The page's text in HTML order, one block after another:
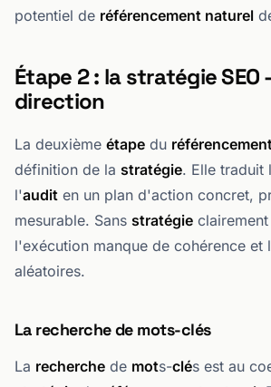
potentiel de référencement naturel
Étape 2 : la stratégie SEO
direction
La deuxième étape du
définition de la stratégie. Elle traduit
l'audit en un plan d'action concret,
mesurable. Sans stratégie
l'exécution manque de cohérence et
aléatoires.
La recherche de mots-clés
La recherche de mots-clés est au